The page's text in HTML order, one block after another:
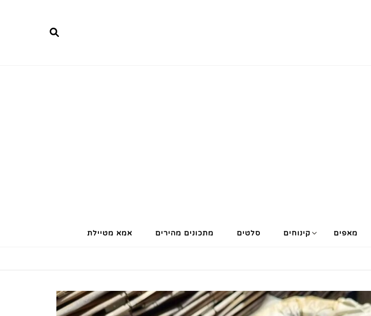
מאפים קינוחים סלטים מתכונים מהירים אמא מטיילת